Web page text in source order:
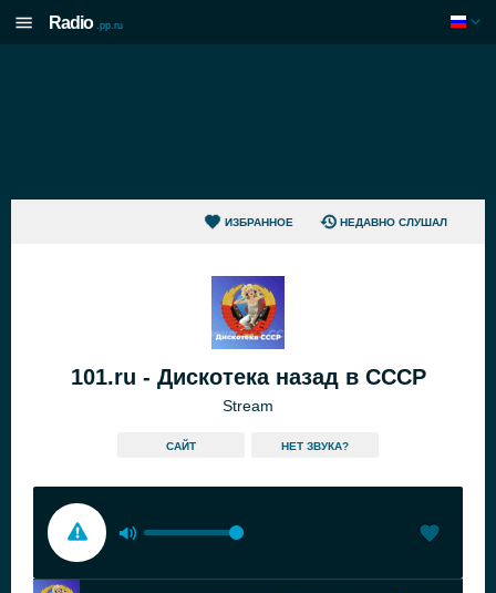
Radio .pp.ru
ИЗБРАННОЕ НЕДАВНО СЛУШАЛ
101.ru - Дискотека назад в СССР
Stream
САЙТ HЕТ ЗВУКА?